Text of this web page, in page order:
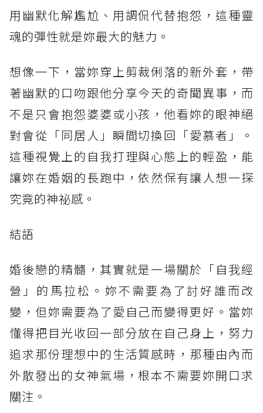
用幽默化解尷尬、用調侃代替抱怨，這種靈
魂的彈性就是妳最大的魅力。
想像一下，當妳穿上剪裁俐落的新外套，帶
著幽默的口吻跟他分享今天的奇聞異事，而
不是只會抱怨婆婆或小孩，他看妳的眼神絕
對會從「同居人」瞬間切換回「愛慕者」。
這種視覺上的自我打理與心態上的輕盈，能
讓妳在婚姻的長跑中，依然保有讓人想一探
究竟的神祕感。
結語
婚後戀的精髓，其實就是一場關於「自我經
營」的馬拉松。妳不需要為了討好誰而改
變，但妳需要為了愛自己而變得更好。當妳
懂得把目光收回一部分放在自己身上，努力
追求那份理想中的生活質感時，那種由內而
外散發出的女神氣場，根本不需要妳開口求
關注。